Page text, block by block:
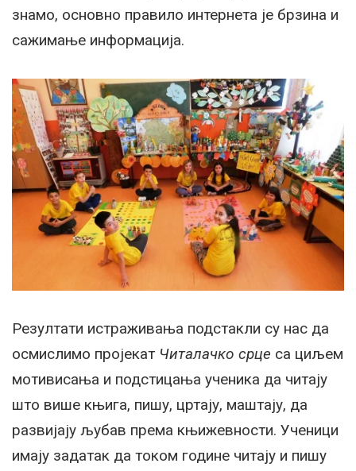
знамо, основно правило интернета је брзина и
сажимање информација.
Резултати истраживања подстакли су нас да
осмислимо пројекат Читалачко срце са циљем
мотивисања и подстицања ученика да читају
што више књига, пишу, цртају, маштају, да
развијају љубав према књижевности. Ученици
имају задатак да током године читају и пишу